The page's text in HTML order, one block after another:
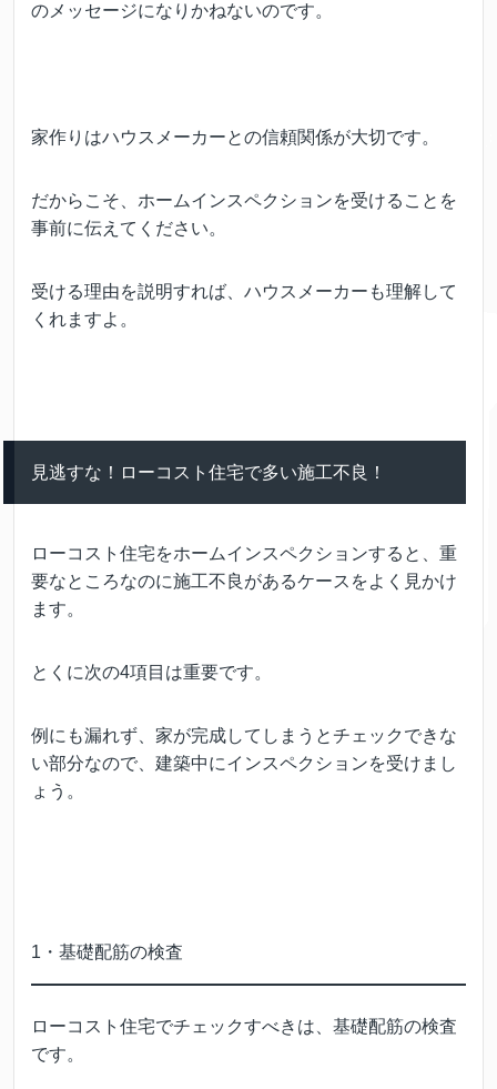
のメッセージになりかねないのです。
家作りはハウスメーカーとの信頼関係が大切です。
だからこそ、ホームインスペクションを受けることを
事前に伝えてください。
受ける理由を説明すれば、ハウスメーカーも理解して
くれますよ。
見逃すな！ローコスト住宅で多い施工不良！
ローコスト住宅をホームインスペクションすると、重
要なところなのに施工不良があるケースをよく見かけ
ます。
とくに次の4項目は重要です。
例にも漏れず、家が完成してしまうとチェックできな
い部分なので、建築中にインスペクションを受けまし
ょう。
1・基礎配筋の検査
ローコスト住宅でチェックすべきは、基礎配筋の検査
です。